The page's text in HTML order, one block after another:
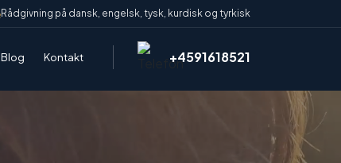
Rådgivning på dansk, engelsk, tysk, kurdisk og tyrkisk
Blog Kontakt +4591618521